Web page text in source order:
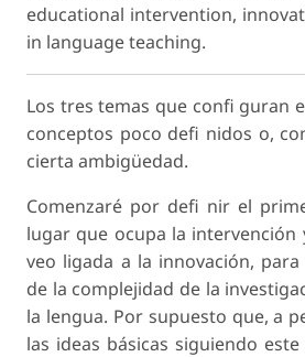
educational intervention,
in language teaching.
Los tres temas que confi guran
conceptos poco defi nidos o,
cierta ambigüedad.
Comenzaré por defi nir el
lugar que ocupa la intervención
veo ligada a la innovación,
de la complejidad de la
la lengua. Por supuesto que, a
las ideas básicas siguiendo